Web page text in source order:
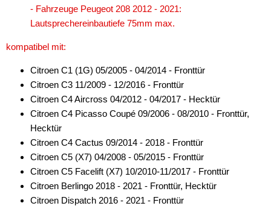
- Fahrzeuge Peugeot 208 2012 - 2021:
Lautsprechereinbautiefe 75mm max.
kompatibel mit:
Citroen C1 (1G) 05/2005 - 04/2014 - Fronttür
Citroen C3 11/2009 - 12/2016 - Fronttür
Citroen C4 Aircross 04/2012 - 04/2017 - Hecktür
Citroen C4 Picasso Coupé 09/2006 - 08/2010 - Fronttür,
Hecktür
Citroen C4 Cactus 09/2014 - 2018 - Fronttür
Citroen C5 (X7) 04/2008 - 05/2015 - Fronttür
Citroen C5 Facelift (X7) 10/2010-11/2017 - Fronttür
Citroen Berlingo 2018 - 2021 - Fronttür, Hecktür
Citroen Dispatch 2016 - 2021 - Fronttür